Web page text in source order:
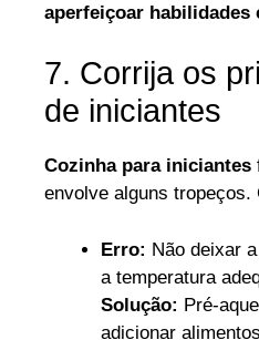
aperfeiçoar habilidades
7. Corrija os
de iniciantes
Cozinha para iniciantes
envolve alguns tropeços.
Erro: Não deixar
a temperatura
Solução: Pré-
adicionar alimentos